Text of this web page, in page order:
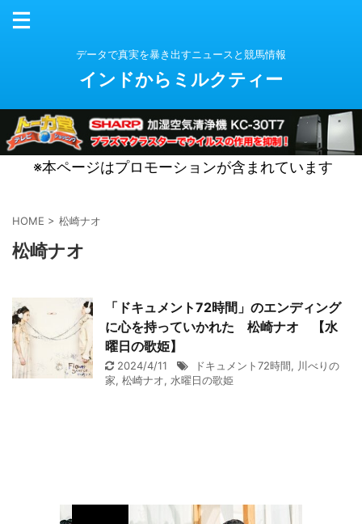
データで真実を暴き出すニュースと競馬情報
インドからミルクティー
※本ページはプロモーションが含まれています
HOME > 松崎ナオ
松崎ナオ
「ドキュメント72時間」のエンディング
に心を持っていかれた 松崎ナオ 【水
曜日の歌姫】
2024/4/11 ドキュメント72時間, 川べりの
家, 松崎ナオ, 水曜日の歌姫